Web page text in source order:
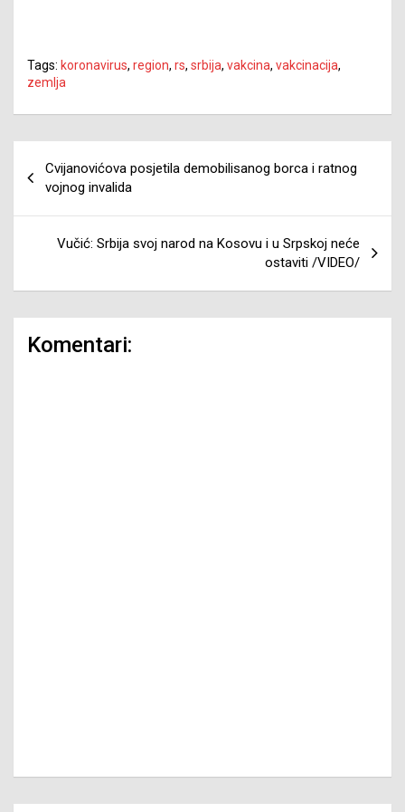
Tags: koronavirus, region, rs, srbija, vakcina, vakcinacija,
zemlja
članaka
Cvijanovićova posjetila demobilisanog borca i ratnog
vojnog invalida
Vučić: Srbija svoj narod na Kosovu i u Srpskoj neće
ostaviti /VIDEO/
Komentari: